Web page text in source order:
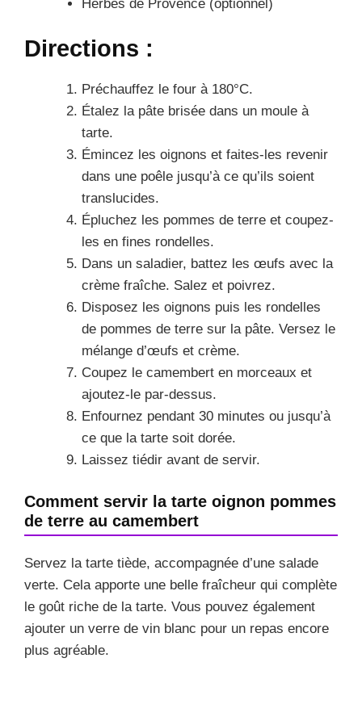
Herbes de Provence (optionnel)
Directions :
Préchauffez le four à 180°C.
Étalez la pâte brisée dans un moule à
tarte.
Émincez les oignons et faites-les revenir
dans une poêle jusqu’à ce qu’ils soient
translucides.
Épluchez les pommes de terre et coupez-
les en fines rondelles.
Dans un saladier, battez les œufs avec la
crème fraîche. Salez et poivrez.
Disposez les oignons puis les rondelles
de pommes de terre sur la pâte. Versez le
mélange d’œufs et crème.
Coupez le camembert en morceaux et
ajoutez-le par-dessus.
Enfournez pendant 30 minutes ou jusqu’à
ce que la tarte soit dorée.
Laissez tiédir avant de servir.
Comment servir la tarte oignon pommes
de terre au camembert
Servez la tarte tiède, accompagnée d’une salade
verte. Cela apporte une belle fraîcheur qui complète
le goût riche de la tarte. Vous pouvez également
ajouter un verre de vin blanc pour un repas encore
plus agréable.